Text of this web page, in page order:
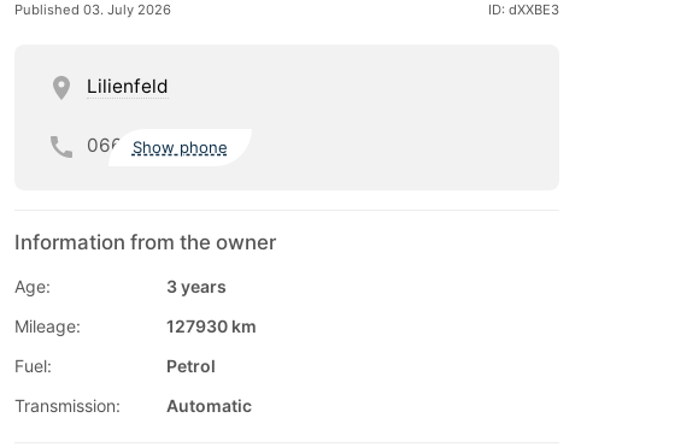
Published 03. July 2026 ID: dXXBE3
Lilienfeld
066 Show phone
Information from the owner
Age:
3 years
Mileage:
127930 km
Fuel:
Petrol
Transmission:
Automatic